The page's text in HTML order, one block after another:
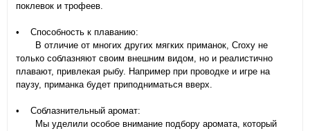
поклевок и трофеев.
• Способность к плаванию:
В отличие от многих других мягких приманок, Croxy не
только соблазняют своим внешним видом, но и реалистично
плавают, привлекая рыбу. Например при проводке и игре на
паузу, приманка будет приподниматься вверх.
• Соблазнительный аромат:
Мы уделили особое внимание подбору аромата, который